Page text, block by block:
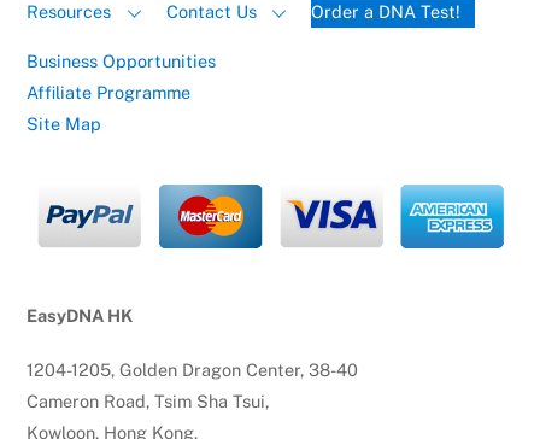
Resources
Contact Us Order a DNA Test!
Business Opportunities
Affiliate Programme
Site Map
EasyDNA HK
1204-1205, Golden Dragon Center, 38-40
Cameron Road, Tsim Sha Tsui,
Kowloon, Hong Kong.